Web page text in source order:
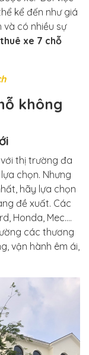
kể đến như giá
và có nhiều sự
xe 7 chỗ
không
thị trường đa
chọn. Nhưng
hãy lựa chọn
đề xuất. Các
Honda, Mec….
các thương
vận hành êm ái,